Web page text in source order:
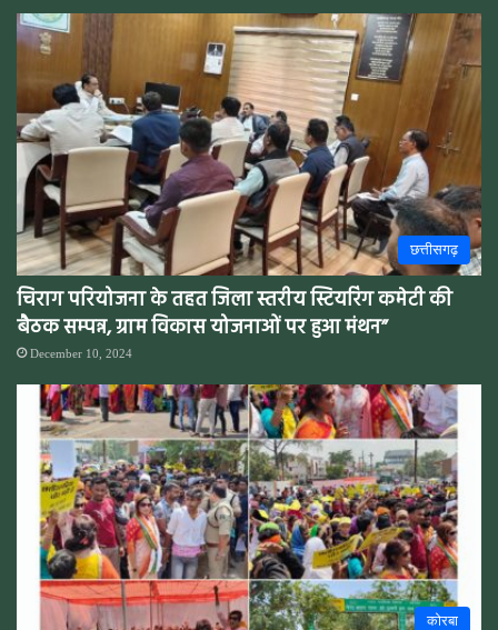
छत्तीसगढ़
चिराग परियोजना के तहत जिला स्तरीय स्टियरिंग कमेटी की
बैठक सम्पन्न, ग्राम विकास योजनाओं पर हुआ मंथन”
December 10, 2024
कोरबा